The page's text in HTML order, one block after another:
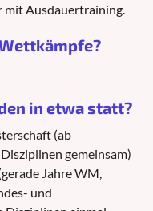
mit Ausdauertraining.
in etwa statt?
(ab
gemeinsam)
Jahre WM,
und